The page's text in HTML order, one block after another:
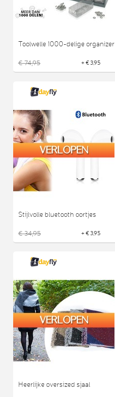
Toolwelle 1000-delige organizer
€ 74,95 + € 3,95
Stijlvolle bluetooth oortjes
€ 34,95 + € 3,95
Heerlijke oversized sjaal